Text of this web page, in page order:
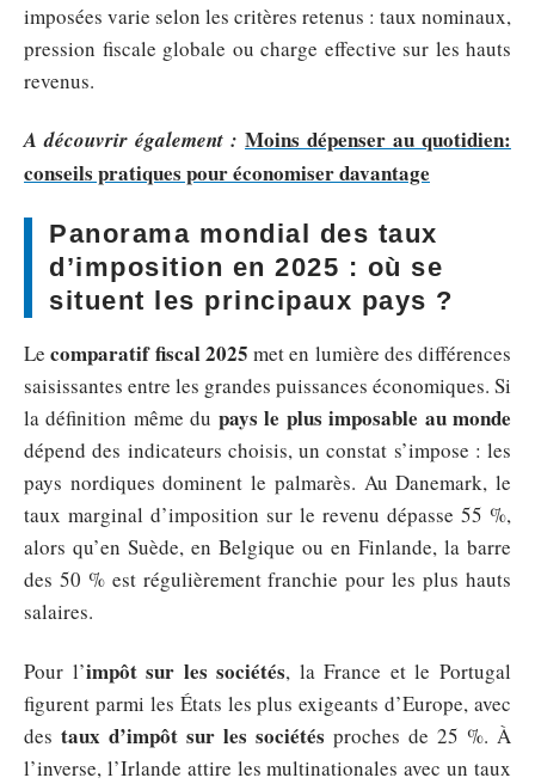
imposées varie selon les critères retenus : taux nominaux,
pression fiscale globale ou charge effective sur les hauts
revenus.
A découvrir également : Moins dépenser au quotidien:
conseils pratiques pour économiser davantage
Panorama mondial des taux
d’imposition en 2025 : où se
situent les principaux pays ?
Lecomparatif fiscal 2025 met en lumière des différences
saisissantes entre les grandes puissances économiques. Si
la définition même du pays le plus imposable au monde
dépend des indicateurs choisis, un constat s’impose : les
pays nordiques dominent le palmarès. Au Danemark, le
taux marginal d’imposition sur le revenu dépasse 55 %,
alors qu’en Suède, en Belgique ou en Finlande, la barre
des 50 % est régulièrement franchie pour les plus hauts
salaires.
Pour l’impôt sur les sociétés, la France et le Portugal
figurent parmi les États les plus exigeants d’Europe, avec
des taux d’impôt sur les sociétés proches de 25 %. À
l’inverse, l’Irlande attire les multinationales avec un taux